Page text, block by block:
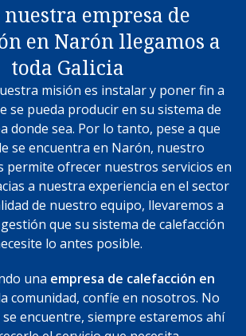
nuestra empresa de
en Narón llegamos a
toda Galicia
misión es instalar y poner fin a
se pueda producir en su sistema de
donde sea. Por lo tanto, pese a que
se encuentra en Narón, nuestro
permite ofrecer nuestros servicios en
a nuestra experiencia en el sector
de nuestro equipo, llevaremos a
que su sistema de calefacción
lo antes posible.
una empresa de calefacción en
comunidad, confíe en nosotros. No
encuentre, siempre estaremos ahí